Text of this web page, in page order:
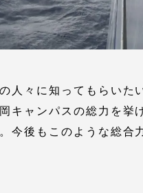
人々に知ってもらいた
キャンパスの総力を挙
今後もこのような総合